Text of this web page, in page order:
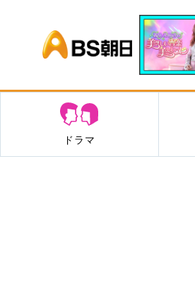
BS朝日
ドラマ